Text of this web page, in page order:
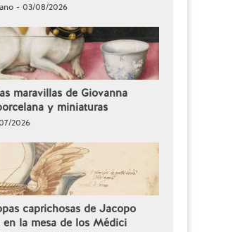
- 03/08/2026
maravillas de Giovanna
y miniaturas
2026
caprichosas de Jacopo
en la mesa de los Médici